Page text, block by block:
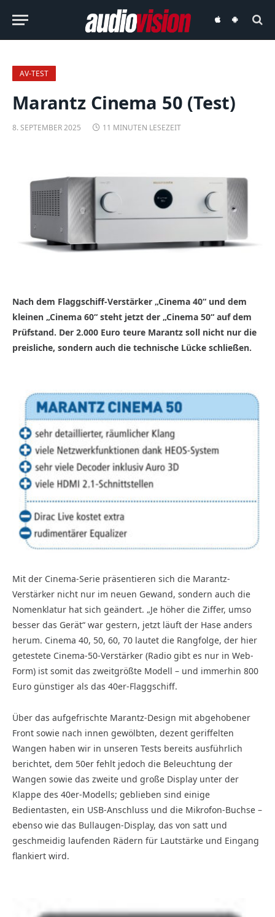
audiovisionaudiovision
AV-TEST
Marantz Cinema 50 (Test)
8. SEPTEMBER 2025 11 MINUTEN LESEZEIT
Nach dem Flaggschiff-Verstärker „Cinema 40“ und dem
kleinen „Cinema 60“ steht jetzt der „Cinema 50“ auf dem
Prüfstand. Der 2.000 Euro teure Marantz soll nicht nur die
preisliche, sondern auch die technische Lücke schließen.
Mit der Cinema-Serie präsentieren sich die Marantz-
Verstärker nicht nur im neuen Gewand, sondern auch die
Nomenklatur hat sich geändert. „Je höher die Ziffer, umso
besser das Gerät“ war gestern, jetzt läuft der Hase anders
herum. Cinema 40, 50, 60, 70 lautet die Rangfolge, der hier
getestete Cinema-50-Verstärker (Radio gibt es nur in Web-
Form) ist somit das zweitgrößte Modell – und immerhin 800
Euro günstiger als das 40er-Flaggschiff.
Über das aufgefrischte Marantz-Design mit abgehobener
Front sowie nach innen gewölbten, dezent geriffelten
Wangen haben wir in unseren Tests bereits ausführlich
berichtet, dem 50er fehlt jedoch die Beleuchtung der
Wangen sowie das zweite und große Display unter der
Klappe des 40er-Modells; geblieben sind einige
Bedientasten, ein USB-Anschluss und die Mikrofon-Buchse –
ebenso wie das Bullaugen-Display, das von satt und
geschmeidig laufenden Rädern für Lautstärke und Eingang
flankiert wird.